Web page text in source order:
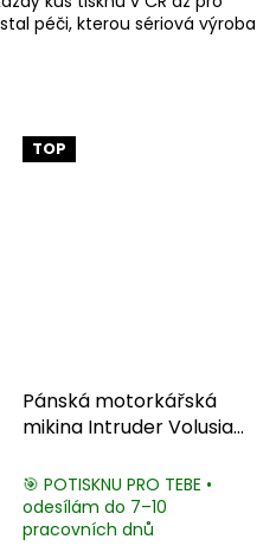
péči, kterou sériová výroba
TOP
Pánská motorkářská
mikina Intruder Volusia
🎯 POTISKNU PRO TEBE •
odesílám do 7–10
pracovních dnů